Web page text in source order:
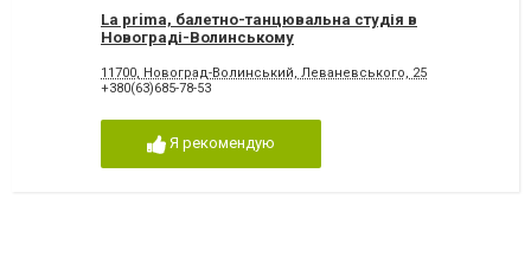
La prima, балетно-танцювальна студія в
Новограді-Волинському
11700, Новоград-Волинський, Леваневського, 25
+380(63)685-78-53
Я рекомендую